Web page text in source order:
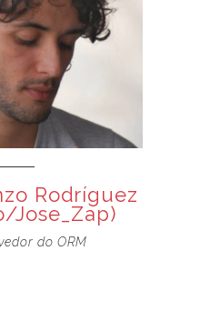
Rodríguez
Jose_Zap)
do ORM